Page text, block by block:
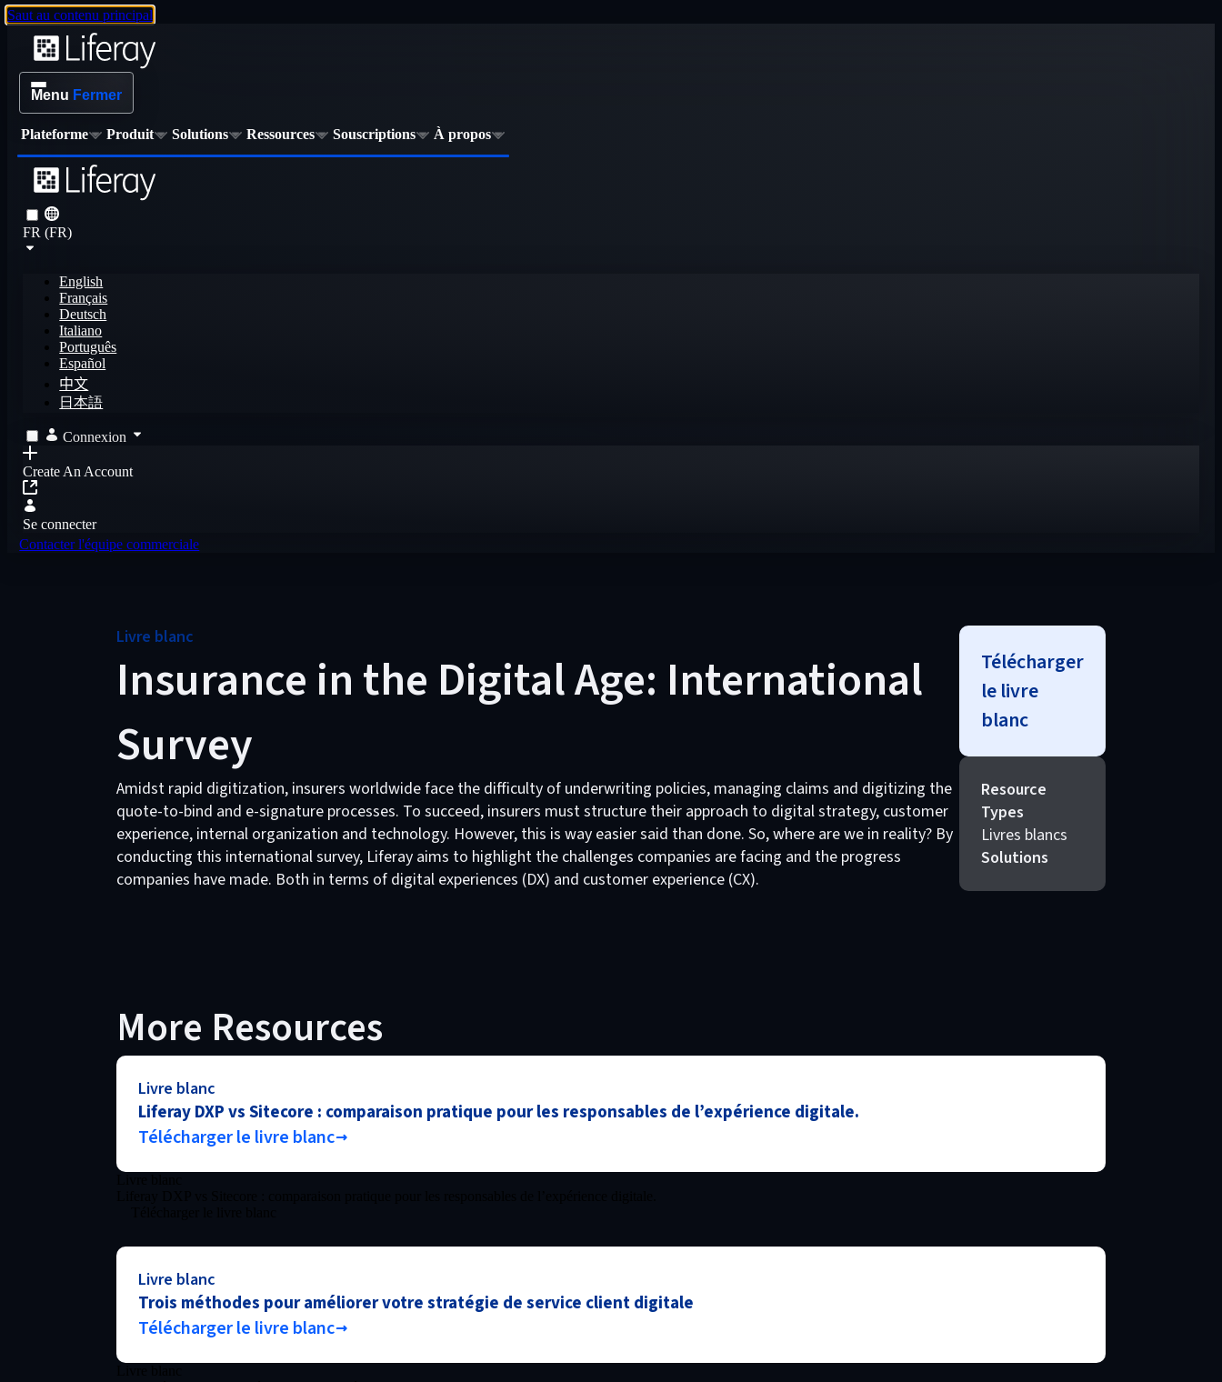
Saut au contenu principal
Menu Fermer
Plateforme Produit Solutions Ressources Souscriptions À propos
FR (FR)
English
Français
Deutsch
Italiano
Português
Español
中文
日本語
Connexion
Create An Account
Se connecter
Contacter l'équipe commerciale
Livre blanc
Insurance in the Digital Age: International
Survey
Amidst rapid digitization, insurers worldwide face the difficulty of underwriting policies, managing claims and digitizing the
quote-to-bind and e-signature processes. To succeed, insurers must structure their approach to digital strategy, customer
experience, internal organization and technology. However, this is way easier said than done. So, where are we in reality? By
conducting this international survey, Liferay aims to highlight the challenges companies are facing and the progress
companies have made. Both in terms of digital experiences (DX) and customer experience (CX).
Télécharger
le livre
blanc
Resource
Types
Livres blancs
Solutions
More Resources
Livre blanc
Liferay DXP vs Sitecore : comparaison pratique pour les responsables de l’expérience digitale.
Télécharger le livre blanc
Livre blanc
Trois méthodes pour améliorer votre stratégie de service client digitale
Télécharger le livre blanc